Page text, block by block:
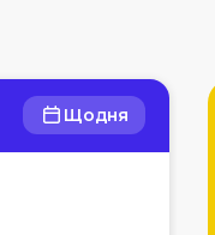
Щодня